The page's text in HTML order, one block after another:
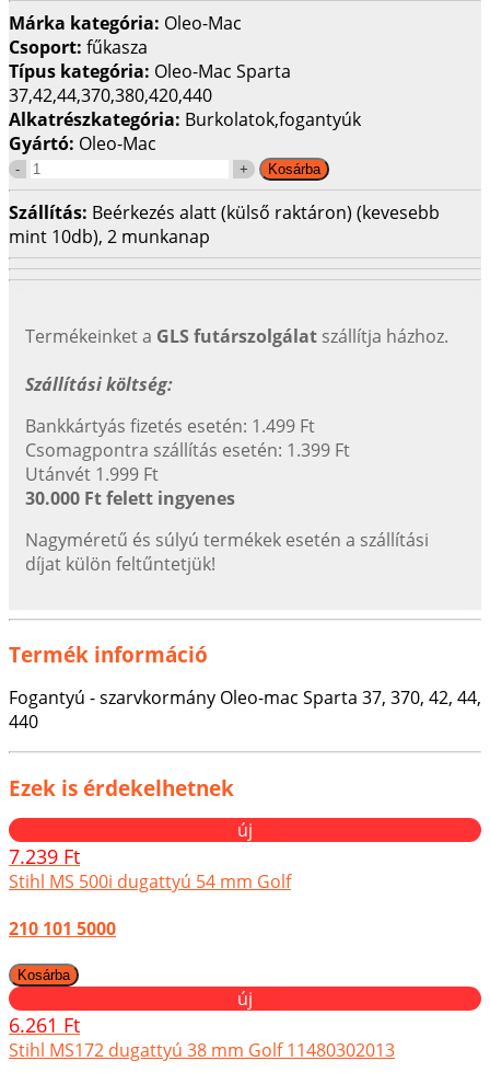
Márka kategória: Oleo-Mac
Csoport: fűkasza
Típus kategória: Oleo-Mac Sparta
37,42,44,370,380,420,440
Alkatrészkategória: Burkolatok,fogantyúk
Gyártó: Oleo-Mac
Szállítás: Beérkezés alatt (külső raktáron) (kevesebb
mint 10db), 2 munkanap
Termékeinket a GLS futárszolgálat szállítja házhoz.
Szállítási költség:
Bankkártyás fizetés esetén: 1.499 Ft
Csomagpontra szállítás esetén: 1.399 Ft
Utánvét 1.999 Ft
30.000 Ft felett ingyenes
Nagyméretű és súlyú termékek esetén a szállítási
díjat külön feltűntetjük!
Termék információ
Fogantyú - szarvkormány Oleo-mac Sparta 37, 370, 42, 44,
440
Ezek is érdekelhetnek
új
7.239 Ft
Stihl MS 500i dugattyú 54 mm Golf
210 101 5000
új
6.261 Ft
Stihl MS172 dugattyú 38 mm Golf 11480302013